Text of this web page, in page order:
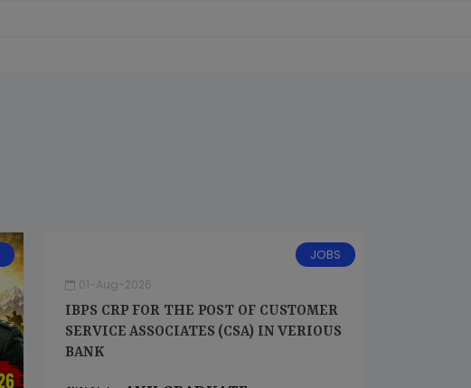
JOBS
01-Aug-2026
IBPS CRP FOR THE POST OF CUSTOMER
SERVICE ASSOCIATES (CSA) IN VERIOUS
BANK